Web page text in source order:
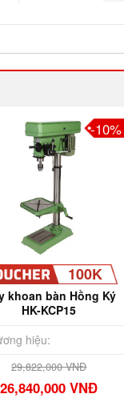
100K
khoan bàn Hồng Ký
HK-KCP15
hiệu:
29,822,000 VNĐ
26,840,000 VNĐ
-10%